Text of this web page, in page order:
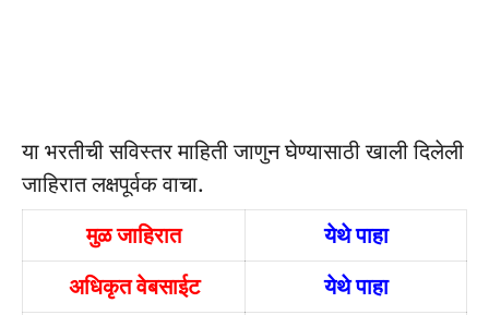
या भरतीची सविस्तर माहिती जाणुन घेण्यासाठी खाली दिलेली
जाहिरात लक्षपूर्वक वाचा.
मुळ जाहिरात
येथे पाहा
अधिकृत वेबसाईट
येथे पाहा